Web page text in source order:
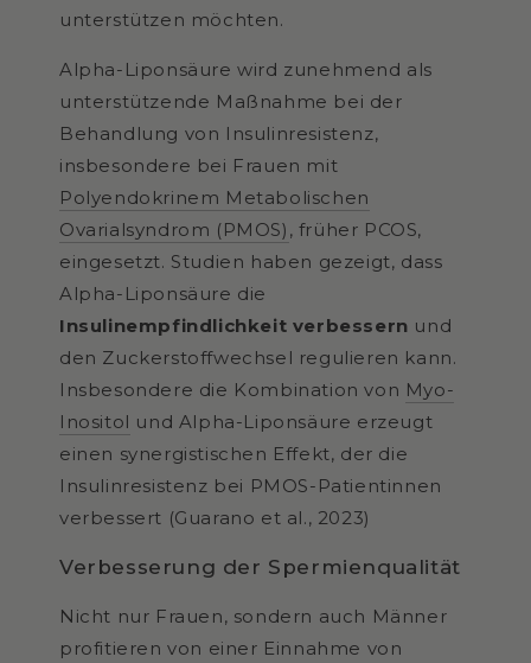
unterstützen möchten.
Alpha-Liponsäure wird zunehmend als
unterstützende Maßnahme bei der
Behandlung von Insulinresistenz,
insbesondere bei Frauen mit
Polyendokrinem Metabolischen
Ovarialsyndrom (PMOS) , früher PCOS,
eingesetzt. Studien haben gezeigt, dass
Alpha-Liponsäure die
Insulinempfindlichkeit verbessern und
den Zuckerstoffwechsel regulieren kann.
Insbesondere die Kombination von Myo-
Inositol und Alpha-Liponsäure erzeugt
einen synergistischen Effekt, der die
Insulinresistenz bei PMOS-Patientinnen
verbessert (Guarano et al., 2023)
Verbesserung der Spermienqualität
Nicht nur Frauen, sondern auch Männer
profitieren von einer Einnahme von